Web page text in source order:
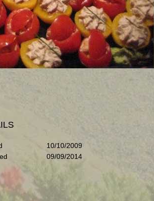
10/10/2009
09/09/2014